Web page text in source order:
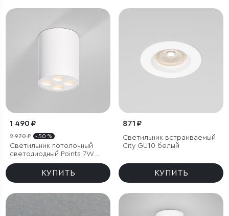
1 490 ₽
2 970 ₽ - 50 %
Светильник потолочный
светодиодный Points 7W
3000K белый
КУПИТЬ
871 ₽
Светильник встраиваемый
City GU10 белый
КУПИТЬ